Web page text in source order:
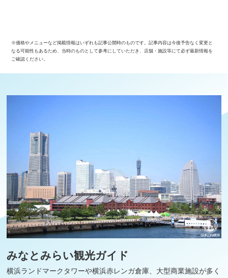
※価格やメニューなど掲載情報はいずれも記事公開時のものです。記事内容は今後予告なく変更と
なる可能性もあるため、当時のものとして参考にしていただき、店舗・施設等にて必ず最新情報を
ご確認ください。
みなとみらい観光ガイド
横浜ランドマークタワーや横浜赤レンガ倉庫、大型商業施設が多く